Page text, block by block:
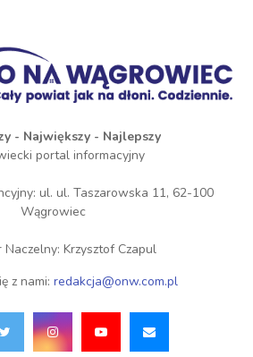
- Największy - Najlepszy
portal informacyjny
ul. ul. Taszarowska 11, 62-100
Wągrowiec
Naczelny: Krzysztof Czapul
z nami: redakcja@onw.com.pl